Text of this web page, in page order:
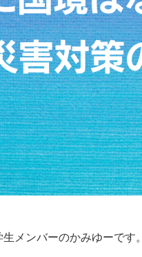
メンバーのかみゆーです。